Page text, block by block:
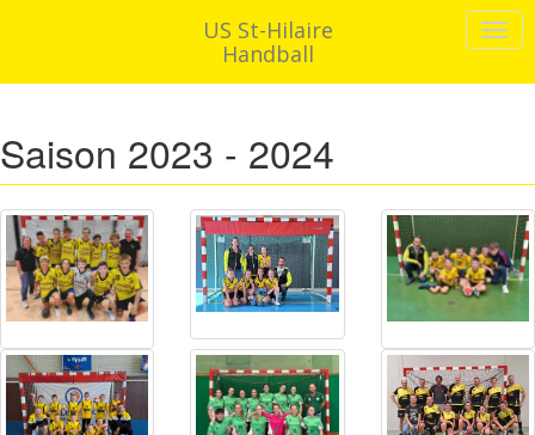
US St-Hilaire
Handball
Saison 2023 - 2024